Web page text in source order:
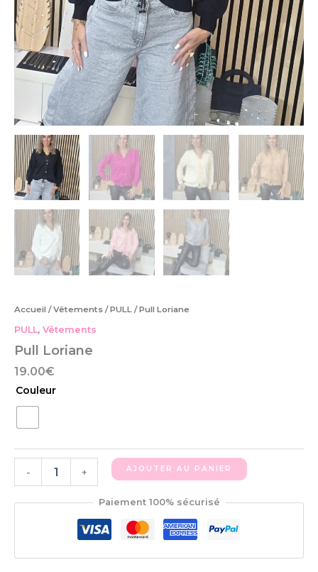
Accueil /Vêtements /PULL / Pull Loriane
PULL, Vêtements
Pull Loriane
19.00€
Couleur
- + AJOUTER AU PANIER
Paiement 100% sécurisé